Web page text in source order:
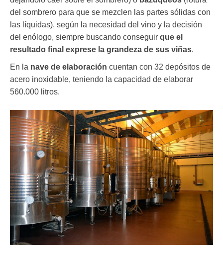
del sombrero para que se mezclen las partes sólidas con
las líquidas), según la necesidad del vino y la decisión
del enólogo, siempre buscando conseguir que el
resultado final exprese la grandeza de sus viñas.
En la nave de elaboración cuentan con 32 depósitos de
acero inoxidable, teniendo la capacidad de elaborar
560.000 litros.